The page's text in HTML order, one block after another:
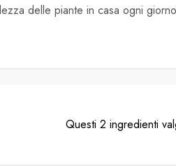
delle piante in casa ogni
Questi 2 ingredienti